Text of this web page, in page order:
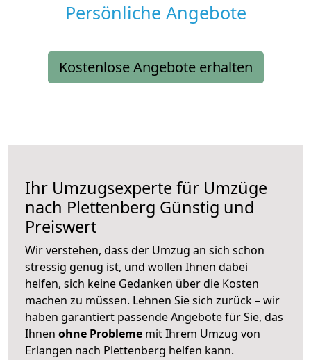
Persönliche Angebote
Kostenlose Angebote erhalten
Ihr Umzugsexperte für Umzüge
nach Plettenberg Günstig und
Preiswert
Wir verstehen, dass der Umzug an sich schon
stressig genug ist, und wollen Ihnen dabei
helfen, sich keine Gedanken über die Kosten
machen zu müssen. Lehnen Sie sich zurück – wir
haben garantiert passende Angebote für Sie, das
Ihnen ohne Probleme mit Ihrem Umzug von
Erlangen nach Plettenberg helfen kann.